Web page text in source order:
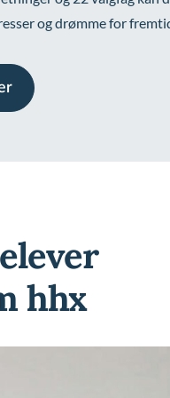
og drømme for
hhx